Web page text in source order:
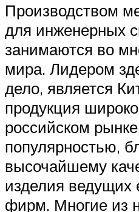
Производством
для инженерных
занимаются во
мира. Лидером
дело, является
продукция
российском
популярностью,
высочайшему
изделия ведущих
фирм. Многие из